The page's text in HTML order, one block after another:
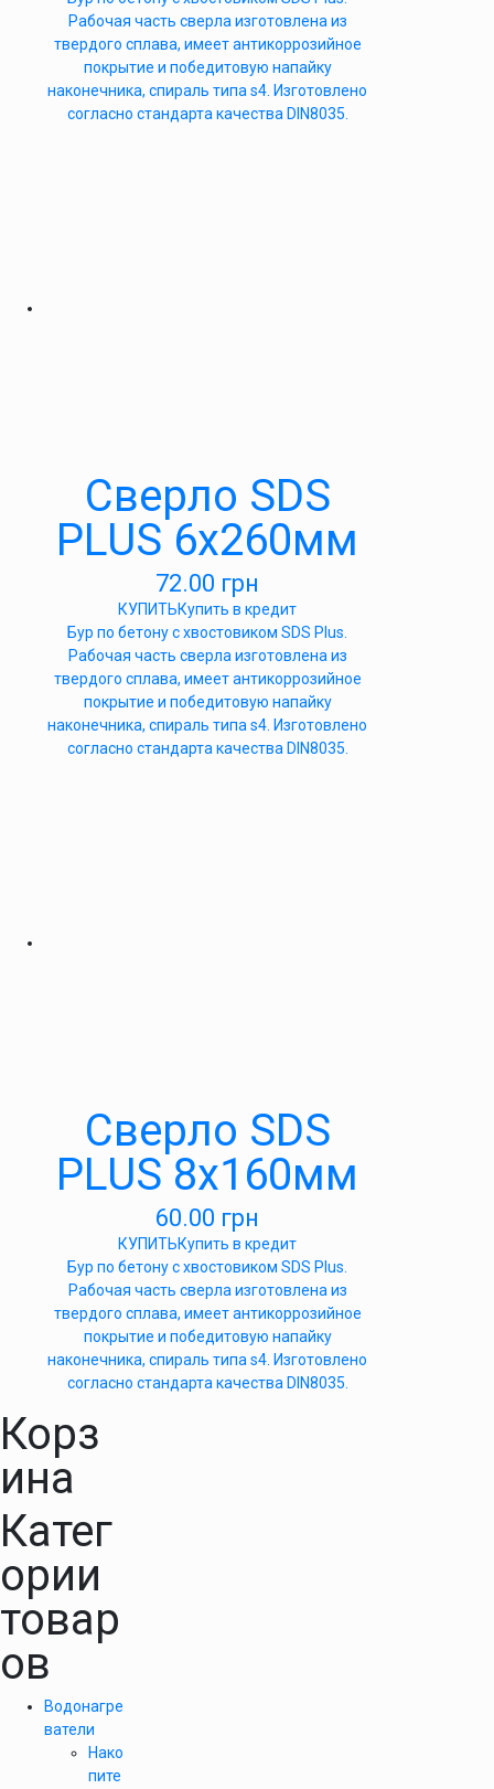
Рабочая часть сверла изготовлена из
твердого сплава, имеет антикоррозийное
покрытие и победитовую напайку
наконечника, спираль типа s4. Изготовлено
согласно стандарта качества DIN8035.
Сверло SDS
PLUS 6х260мм
72.00 грн
КУПИТЬКупить в кредит
Бур по бетону с хвостовиком SDS Plus.
Рабочая часть сверла изготовлена из
твердого сплава, имеет антикоррозийное
покрытие и победитовую напайку
наконечника, спираль типа s4. Изготовлено
согласно стандарта качества DIN8035.
Сверло SDS
PLUS 8х160мм
60.00 грн
КУПИТЬКупить в кредит
Бур по бетону с хвостовиком SDS Plus.
Рабочая часть сверла изготовлена из
твердого сплава, имеет антикоррозийное
покрытие и победитовую напайку
наконечника, спираль типа s4. Изготовлено
согласно стандарта качества DIN8035.
Корз
ина
Катег
ории
товар
ов
Водонагре
ватели
Нако
пите